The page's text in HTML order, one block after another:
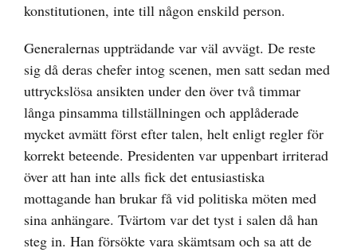
konstitutionen, inte till någon enskild person.
Generalernas uppträdande var väl avvägt. De reste
sig då deras chefer intog scenen, men satt sedan med
uttryckslösa ansikten under den över två timmar
långa pinsamma tillställningen och applåderade
mycket avmätt först efter talen, helt enligt regler för
korrekt beteende. Presidenten var uppenbart irriterad
över att han inte alls fick det entusiastiska
mottagande han brukar få vid politiska möten med
sina anhängare. Tvärtom var det tyst i salen då han
steg in. Han försökte vara skämtsam och sa att de